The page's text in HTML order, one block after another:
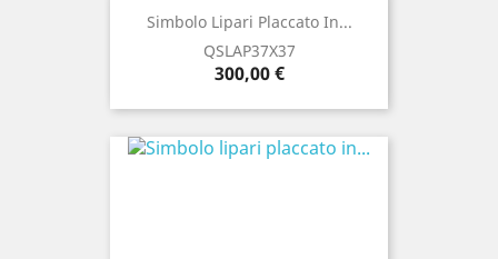
Simbolo Lipari Placcato In...
QSLAP37X37
Prezzo
300,00 €